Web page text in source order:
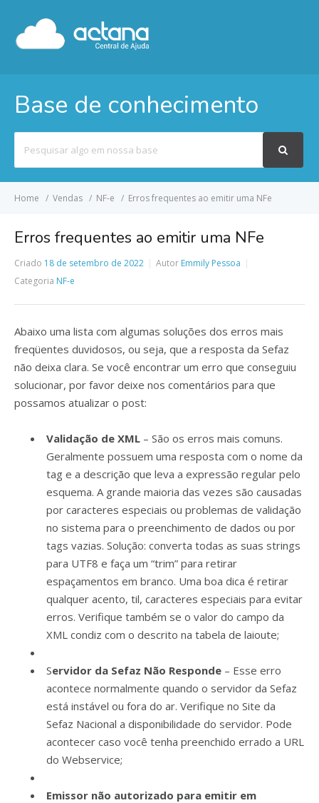
Base de conhecimento
por
Home Vendas NF-e Erros frequentes ao emitir uma NFe
Erros frequentes ao emitir uma NFe
Criado 18 de setembro de 2022 Autor Emmily Pessoa
Categoria NF-e
Abaixo uma lista com algumas soluções dos erros mais
freqüentes duvidosos, ou seja, que a resposta da Sefaz
não deixa clara. Se você encontrar um erro que conseguiu
solucionar, por favor deixe nos comentários para que
possamos atualizar o post:
Validação de XML – São os erros mais comuns.
Geralmente possuem uma resposta com o nome da
tag e a descrição que leva a expressão regular pelo
esquema. A grande maioria das vezes são causadas
por caracteres especiais ou problemas de validação
no sistema para o preenchimento de dados ou por
tags vazias. Solução: converta todas as suas strings
para UTF8 e faça um “trim” para retirar
espaçamentos em branco. Uma boa dica é retirar
qualquer acento, til, caracteres especiais para evitar
erros. Verifique também se o valor do campo da
XML condiz com o descrito na tabela de laioute;
Servidor da Sefaz Não Responde – Esse erro
acontece normalmente quando o servidor da Sefaz
está instável ou fora do ar. Verifique no Site da
Sefaz Nacional a disponibilidade do servidor. Pode
acontecer caso você tenha preenchido errado a URL
do Webservice;
Emissor não autorizado para emitir em